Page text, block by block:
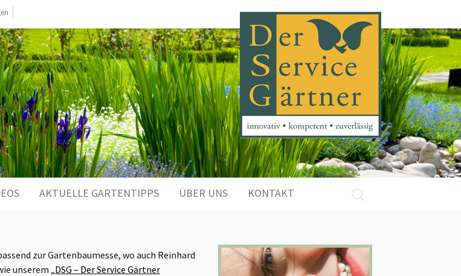
AKTUELLE GARTENTIPPS ÜBER UNS KONTAKT
zur Gartenbaumesse, wo auch Reinhard
unserem „DSG – Der Service Gärtner